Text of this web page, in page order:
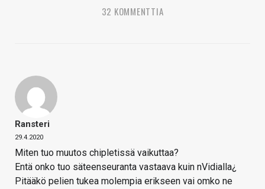
32 KOMMENTTIA
Ransteri
29.4.2020
Miten tuo muutos chipletissä vaikuttaa?
Entä onko tuo säteenseuranta vastaava kuin nVidialla¿
Pitääkö pelien tukea molempia erikseen vai omko ne